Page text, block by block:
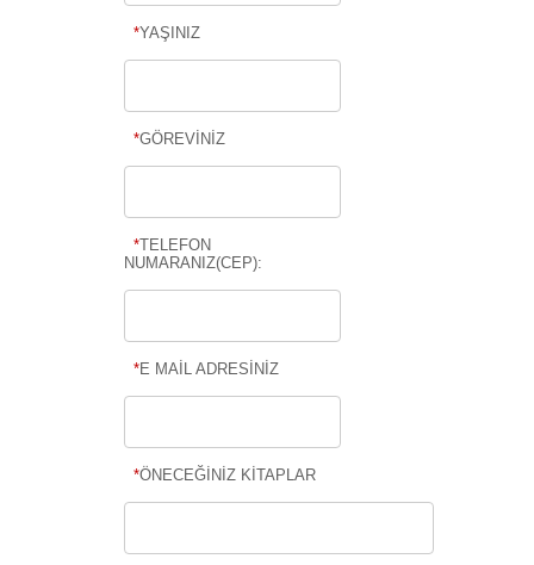
*YAŞINIZ
*GÖREVİNİZ
*TELEFON
NUMARANIZ(CEP):
*E MAİL ADRESİNİZ
*ÖNECEĞİNİZ KİTAPLAR